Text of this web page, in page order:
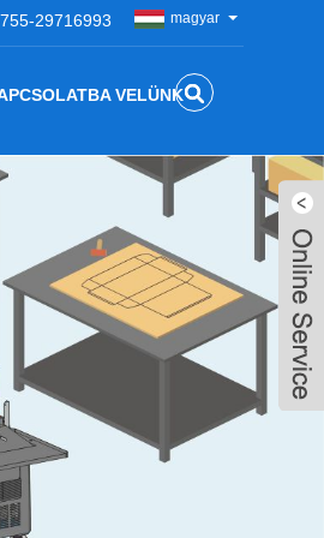
29716993 magyar
VELÜNK